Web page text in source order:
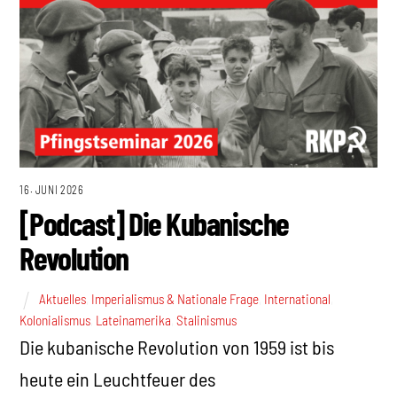
16. JUNI 2026
[Podcast] Die Kubanische
Revolution
Aktuelles Imperialismus & Nationale Frage International
Kolonialismus Lateinamerika ,Stalinismus
Die kubanische Revolution von 1959 ist bis
heute ein Leuchtfeuer des